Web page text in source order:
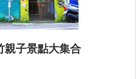
親子景點大集合